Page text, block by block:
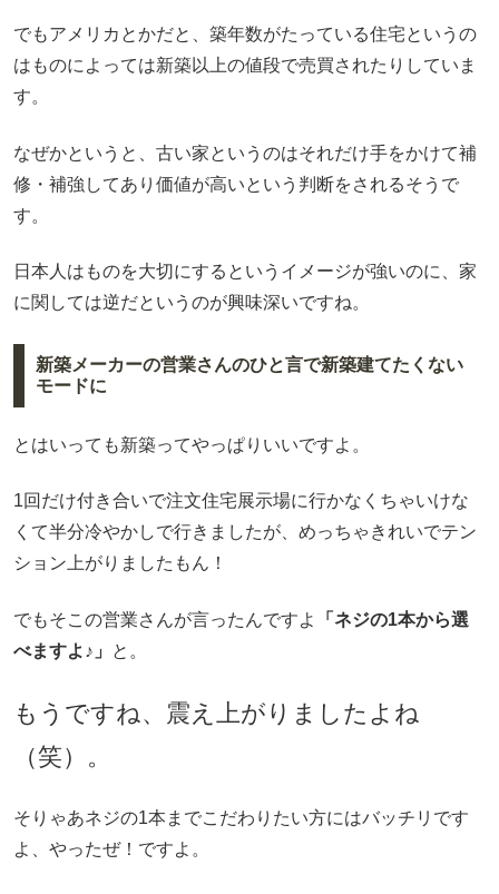
でもアメリカとかだと、築年数がたっている住宅というの
はものによっては新築以上の値段で売買されたりしていま
す。
なぜかというと、古い家というのはそれだけ手をかけて補
修・補強してあり価値が高いという判断をされるそうで
す。
日本人はものを大切にするというイメージが強いのに、家
に関しては逆だというのが興味深いですね。
新築メーカーの営業さんのひと言で新築建てたくない
モードに
とはいっても新築ってやっぱりいいですよ。
1回だけ付き合いで注文住宅展示場に行かなくちゃいけな
くて半分冷やかしで行きましたが、めっちゃきれいでテン
ション上がりましたもん！
でもそこの営業さんが言ったんですよ
「ネジの1本から選
べますよ♪」
と。
もうですね、震え上がりましたよね
（笑）。
そりゃあネジの1本までこだわりたい方にはバッチリです
よ、やったぜ！ですよ。